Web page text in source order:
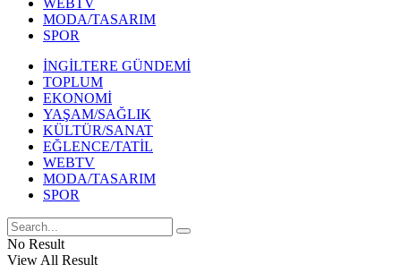
MODA/TASARIM
SPOR
İNGİLTERE GÜNDEMİ
TOPLUM
EKONOMİ
YAŞAM/SAĞLIK
KÜLTÜR/SANAT
EĞLENCE/TATİL
WEBTV
MODA/TASARIM
SPOR
No Result
View All Result